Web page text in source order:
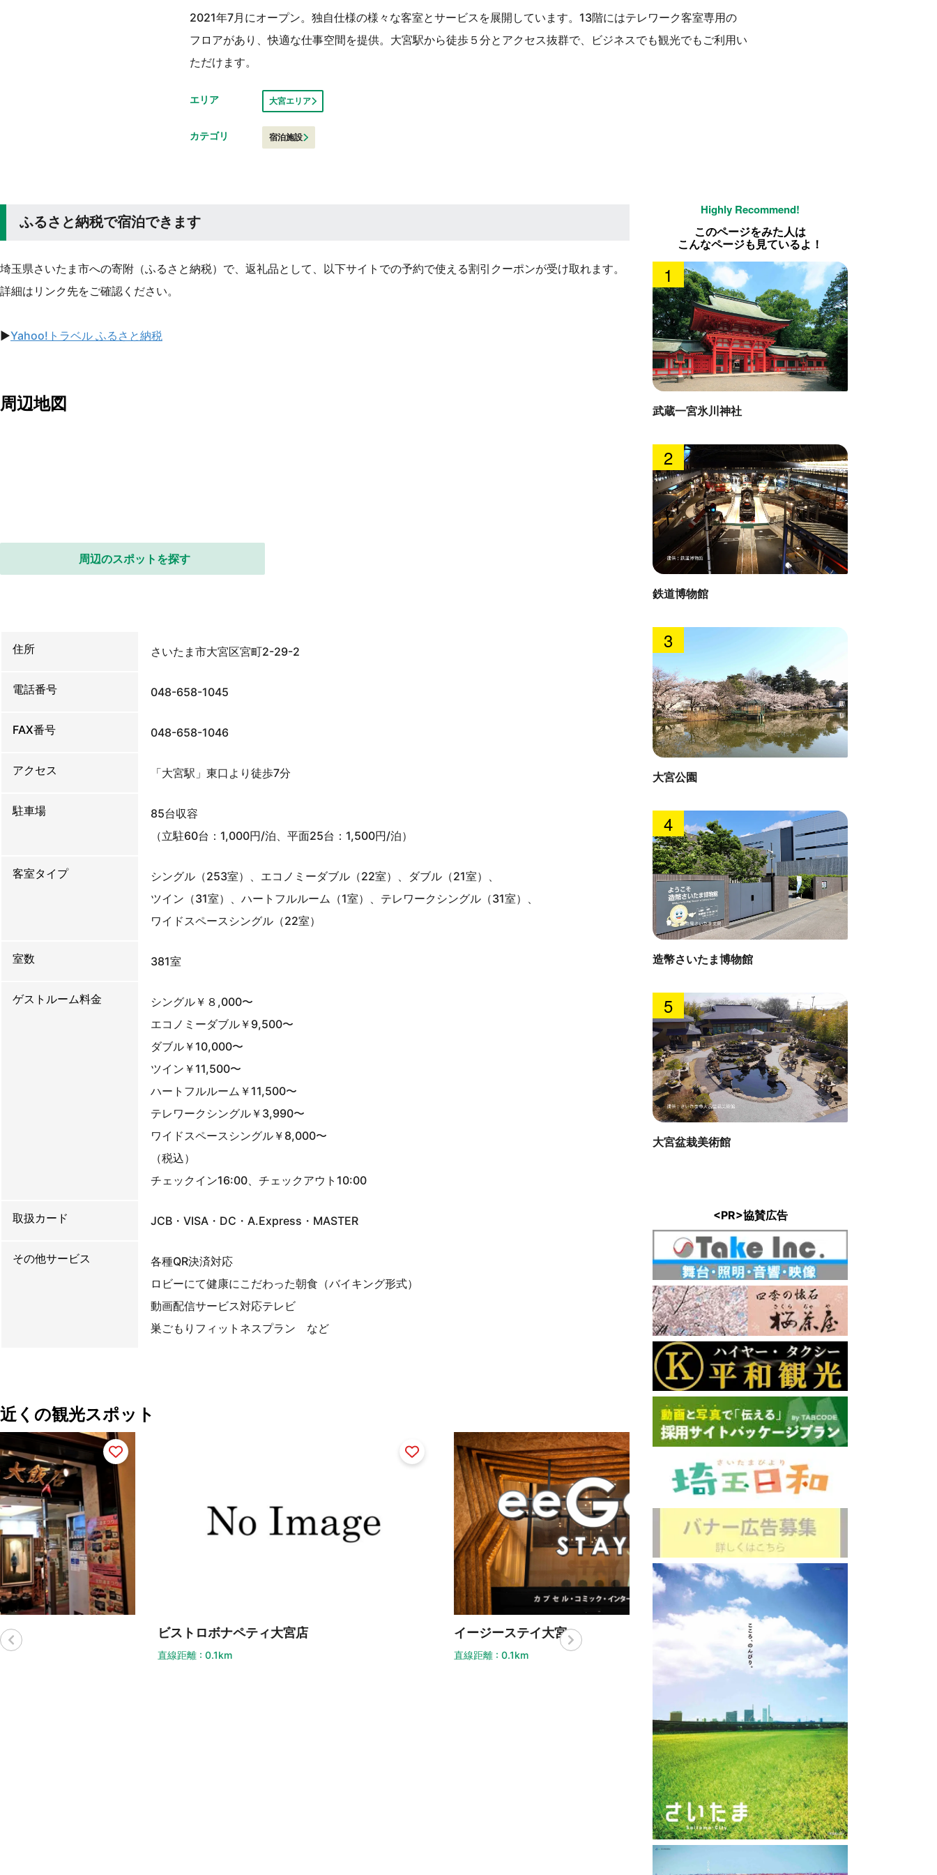
2021年7月にオープン。独自仕様の様々な客室とサービスを展開しています。13階にはテレワーク客室専用の
フロアがあり、快適な仕事空間を提供。大宮駅から徒歩５分とアクセス抜群で、ビジネスでも観光でもご利用い
ただけます。
エリア 大宮エリア
カテゴリ 宿泊施設
ふるさと納税で宿泊できます
埼玉県さいたま市への寄附（ふるさと納税）で、返礼品として、以下サイトでの予約で使える割引クーポンが受け取れます。
詳細はリンク先をご確認ください。
▶︎Yahoo!トラベル ふるさと納税
周辺地図
周辺のスポットを探す
住所 さいたま市大宮区宮町2-29-2
電話番号 048-658-1045
FAX番号 048-658-1046
アクセス 「大宮駅」東口より徒歩7分
駐車場
85台収容
（立駐60台：1,000円/泊、平面25台：1,500円/泊）
客室タイプ
シングル（253室）、エコノミーダブル（22室）、ダブル（21室）、
ツイン（31室）、ハートフルルーム（1室）、テレワークシングル（31室）、
ワイドスペースシングル（22室）
室数 381室
ゲストルーム料金
シングル￥８,000〜
エコノミーダブル￥9,500〜
ダブル￥10,000〜
ツイン￥11,500〜
ハートフルルーム￥11,500〜
テレワークシングル￥3,990〜
ワイドスペースシングル￥8,000〜
（税込）
チェックイン16:00、チェックアウト10:00
取扱カード JCB・VISA・DC・A.Express・MASTER
その他サービス
各種QR決済対応
ロビーにて健康にこだわった朝食（バイキング形式）
動画配信サービス対応テレビ
巣ごもりフィットネスプラン など
近くの観光スポット
ビストロボナペティ大宮店
直線距離 : 0.1km
イージーステイ大宮 大宮ラクーン よしもと劇場
このページをみた人は
こんなページも見ているよ！
武蔵一宮氷川神社
1
鉄道博物館
2
大宮公園
3
造幣さいたま博物館
4
大宮盆栽美術館
5
<PR>協賛広告